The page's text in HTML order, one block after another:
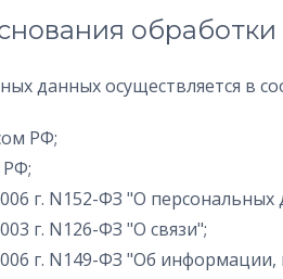
данных осуществляется в
РФ;
г. N152-ФЗ "О персональных
г. N126-ФЗ "О связи";
г. N149-ФЗ "Об